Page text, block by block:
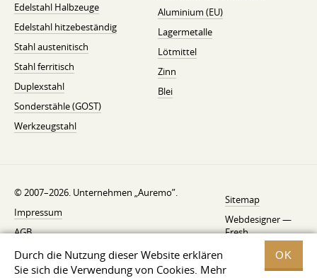
Durch die Nutzung dieser Website erklären
Sie sich die Verwendung von Cookies. Mehr
OK
Edelstahl Halbzeuge
Edelstahl hitzebeständig
Stahl austenitisch
Stahl ferritisch
Duplexstahl
Sonderstähle (GOST)
Werkzeugstahl
Aluminium (EU)
Lagermetalle
Lötmittel
Zinn
Blei
© 2007–2026. Unternehmen „Auremo”.
Impressum
AGB
Widerrufsbelehrung
Datenschutzerklärung
Sitemap
Webdesigner —
Fresh